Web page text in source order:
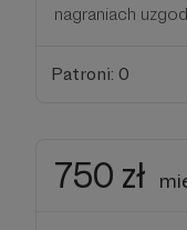
nagraniach
Patroni: 0
750 zł